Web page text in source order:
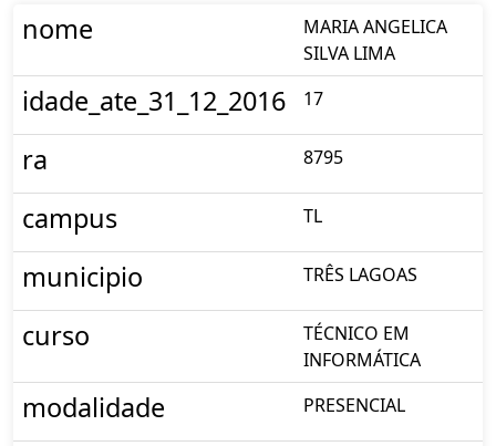
nome
MARIA ANGELICA
SILVA LIMA
idade_ate_31_12_2016 17
ra 8795
campus TL
municipio TRÊS LAGOAS
curso
TÉCNICO EM
INFORMÁTICA
modalidade PRESENCIAL